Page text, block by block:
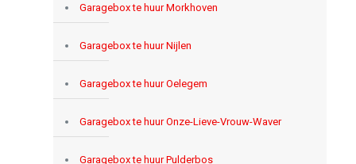
Garagebox te huur Morkhoven
Garagebox te huur Nijlen
Garagebox te huur Oelegem
Garagebox te huur Onze-Lieve-Vrouw-Waver
Garagebox te huur Pulderbos